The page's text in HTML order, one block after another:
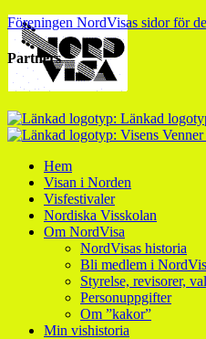
Föreningen NordVisas sidor för
Partners
Hem
Visan i Norden
Visfestivaler
Nordiska Visskolan
Om NordVisa
NordVisas historia
Bli medlem i
Styrelse, revisorer,
Personuppgifter
Om ”kakor”
Min vishistoria